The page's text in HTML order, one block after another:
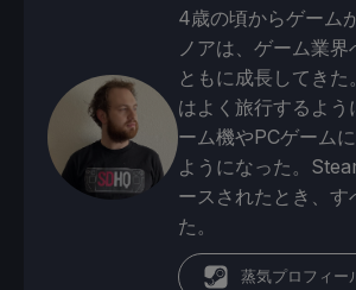
4歳の頃からゲーム
ノアは、ゲーム業界
ともに成長してき
はよく旅行するよ
ーム機やPCゲーム
ようになった。
ースされたとき、す
た。
蒸気プロフィー